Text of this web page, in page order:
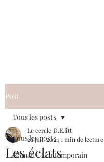
Post
Tous les posts
Roman - Contemporain
Tous les posts
Les éclats
Le cercle D.E.litt
26 juil. 20241 min de lecture